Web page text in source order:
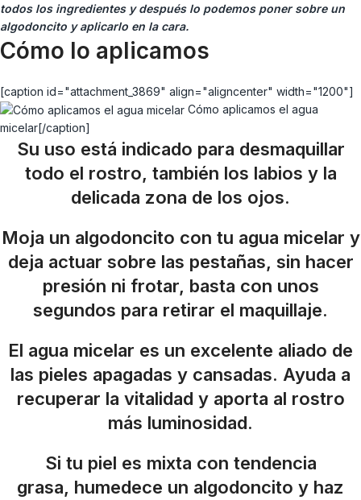
todos los ingredientes y después lo podemos poner sobre un
algodoncito y aplicarlo en la cara.
Cómo lo aplicamos
[caption id="attachment_3869" align="aligncenter" width="1200"]
Cómo aplicamos el agua
micelar[/caption]
Su uso está indicado para desmaquillar
todo el rostro, también los labios y la
delicada zona de los ojos.
Moja un algodoncito con tu agua micelar y
deja actuar sobre las pestañas, sin hacer
presión ni frotar, basta con unos
segundos para retirar el maquillaje.
El agua micelar es un excelente aliado de
las pieles apagadas y cansadas. Ayuda a
recuperar la vitalidad y aporta al rostro
más luminosidad.
Si tu piel es mixta con tendencia
grasa, humedece un algodoncito y haz